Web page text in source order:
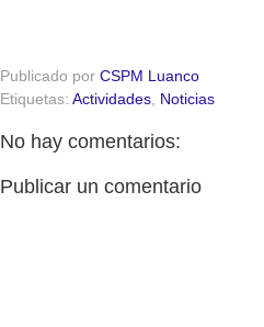
Publicado por CSPM Luanco
Etiquetas: Actividades Noticias
No hay comentarios:
Publicar un comentario